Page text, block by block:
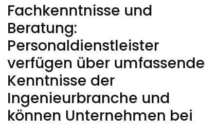
Fachkenntnisse und
Beratung:
Personaldienstleister
verfügen über umfassende
Kenntnisse der
Ingenieurbranche und
können Unternehmen bei